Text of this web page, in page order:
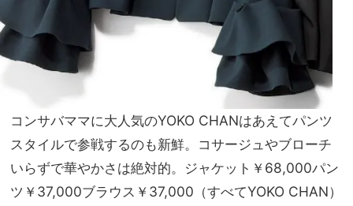
コンサバママに大人気のYOKO CHANはあえてパンツ
スタイルで参戦するのも新鮮。コサージュやブローチ
いらずで華やかさは絶対的。ジャケット￥68,000パン
ツ￥37,000ブラウス￥37,000（すべてYOKO CHAN）